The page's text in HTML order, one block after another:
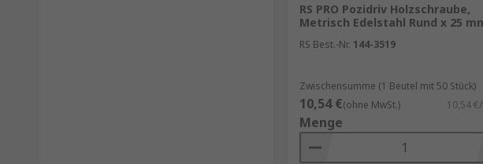
RS PRO Pozidriv Holzschraube,
Metrisch Edelstahl Rund x 25
RS Best.-Nr. 144-3519
Zwischensumme (1 Beutel mit 50 Stück)
10,54 €(ohne MwSt.) 10,54
Menge